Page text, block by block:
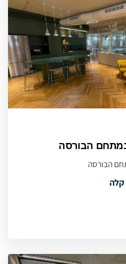
הבורסה
הבורסה
קלה